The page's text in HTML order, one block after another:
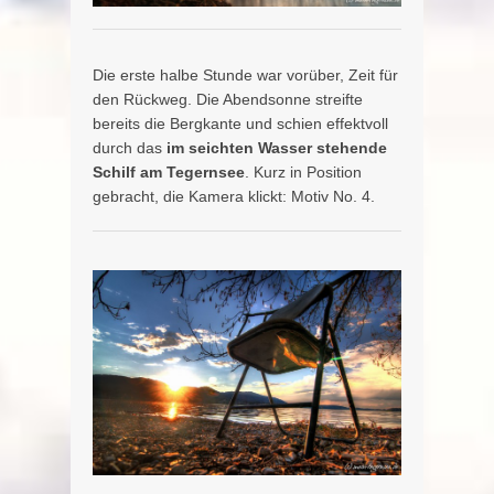
Die erste halbe Stunde war vorüber, Zeit für
den Rückweg. Die Abendsonne streifte
bereits die Bergkante und schien effektvoll
durch das im seichten Wasser stehende
Schilf am Tegernsee . Kurz in Position
gebracht, die Kamera klickt: Motiv No. 4.